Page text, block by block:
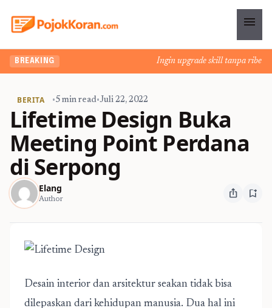
menu
BREAKING Ingin upgrade skill tanpa ribet?
BERITA •5 min read•Juli 22, 2022
Lifetime Design Buka
Meeting Point Perdana
di Serpong
Elang
Author ios_share bookmark_add
Desain interior dan arsitektur seakan tidak bisa
dilepaskan dari kehidupan manusia. Dua hal ini